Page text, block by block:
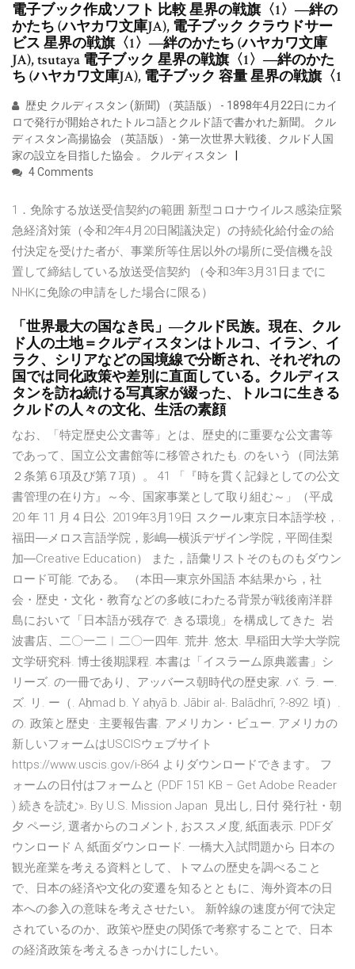
電子ブック作成ソフト 比較 星界の戦旗〈1〉―絆の
かたち (ハヤカワ文庫JA), 電子ブック クラウドサー
ビス 星界の戦旗〈1〉―絆のかたち (ハヤカワ文庫
JA), tsutaya 電子ブック 星界の戦旗〈1〉―絆のかた
ち (ハヤカワ文庫JA), 電子ブック 容量 星界の戦旗〈1
歴史 クルディスタン (新聞) （英語版） - 1898年4月22日にカイ
ロで発行が開始されたトルコ語とクルド語で書かれた新聞。 クル
ディスタン高揚協会 （英語版） - 第一次世界大戦後、クルド人国
家の設立を目指した協会 。 クルディスタン
4 Comments
1．免除する放送受信契約の範囲 新型コロナウイルス感染症緊
急経済対策（令和2年4月20日閣議決定）の持続化給付金の給
付決定を受けた者が、事業所等住居以外の場所に受信機を設
置して締結している放送受信契約 （令和3年3月31日までに
NHKに免除の申請をした場合に限る）
「世界最大の国なき民」―クルド民族。現在、クル
ド人の土地＝クルディスタンはトルコ、イラン、イ
ラク、シリアなどの国境線で分断され、それぞれの
国では同化政策や差別に直面している。クルディス
タンを訪ね続ける写真家が綴った、トルコに生きる
クルドの人々の文化、生活の素顔
なお、「特定歴史公文書等」とは、歴史的に重要な公文書等
であって、国立公文書館等に移管されたも. のをいう（同法第
２条第６項及び第７項）。 41 「『時を貫く記録としての公文
書管理の在り方』～今、国家事業として取り組む～」（平成
20 年 11 月４日公. 2019年3月19日 スクール東京日本語学校，.
福田―メロス言語学院，影嶋―横浜デザイン学院，平岡佳梨
加―Creative Education） また，語彙リストそのものもダウン
ロード可能. である。 （本田―東京外国語 本結果から，社
会・歴史・文化・教育などの多岐にわたる背景が戦後南洋群
島において「日本語が残存で. きる環境」を構成してきた 岩
波書店、二〇一二︱二〇一四年. 荒井. 悠太. 早稲田大学大学院
文学研究科. 博士後期課程. 本書は「イスラーム原典叢書」シ
リーズ. の一冊であり、アッバース朝時代の歴史家. バ. ラ. ー.
ズ. リ. ー（. Aḥmad b. Y aḥyā b. Jābir al-. Balādhrī, ?-892. 頃）.
の. 政策と歴史 · 主要報告書. アメリカン・ビュー. アメリカの
新しいフォームはUSCISウェブサイト
https://www.uscis.gov/i-864 よりダウンロードできます。 フ
ォームの日付はフォームと (PDF 151 KB – Get Adobe Reader
) 続きを読む». By U.S. Mission Japan 見出し, 日付 発行社・朝
夕 ページ, 選者からのコメント, おススメ度, 紙面表示. PDFダ
ウンロード A, 紙面ダウンロード. 一橋大入試問題から 日本の
観光産業を考える資料として、トマムの歴史を調べること
で、日本の経済や文化の変遷を知るとともに、海外資本の日
本への参入の意味を考えさせたい。 新幹線の速度が何で決定
されているのか、政策や歴史の関係で考察することで、日本
の経済政策を考えるきっかけにしたい。